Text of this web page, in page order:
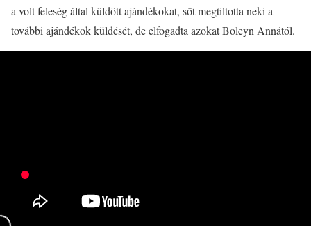
a volt feleség által küldött ajándékokat, sőt megtiltotta neki a
további ajándékok küldését, de elfogadta azokat Boleyn Annától.